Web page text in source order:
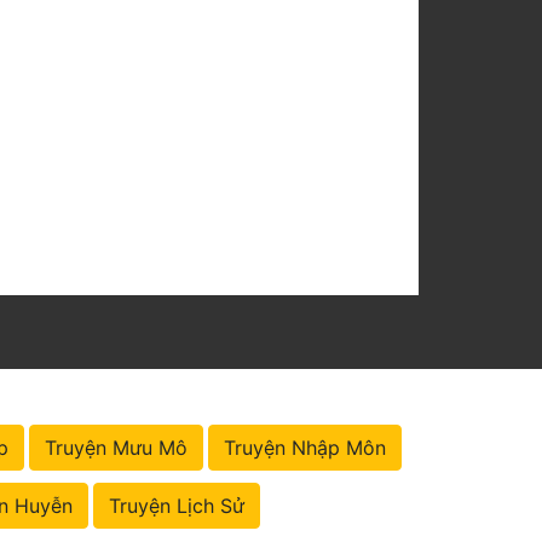
Truyện Mưu Mô Truyện Nhập Môn
Huyễn Truyện Lịch Sử